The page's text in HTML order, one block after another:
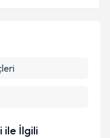
ilişkin
Gönder
ile İlgili